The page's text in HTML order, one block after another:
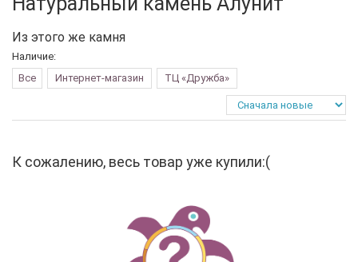
Из этого же камня
Наличие:
Все
Интернет-магазин ТЦ «Дружба»
К сожалению, весь товар уже купили:(